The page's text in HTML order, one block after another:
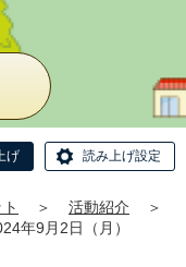
げ 読み上げ設定
＞ 活動紹介
＞
年9月2日（月）